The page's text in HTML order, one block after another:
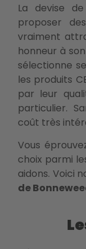
La devise de
proposer
vraiment
honneur à
sélectionne
les produits
par leur
particulier.
coût très
Vous
choix parmi
aidons. Voici
de